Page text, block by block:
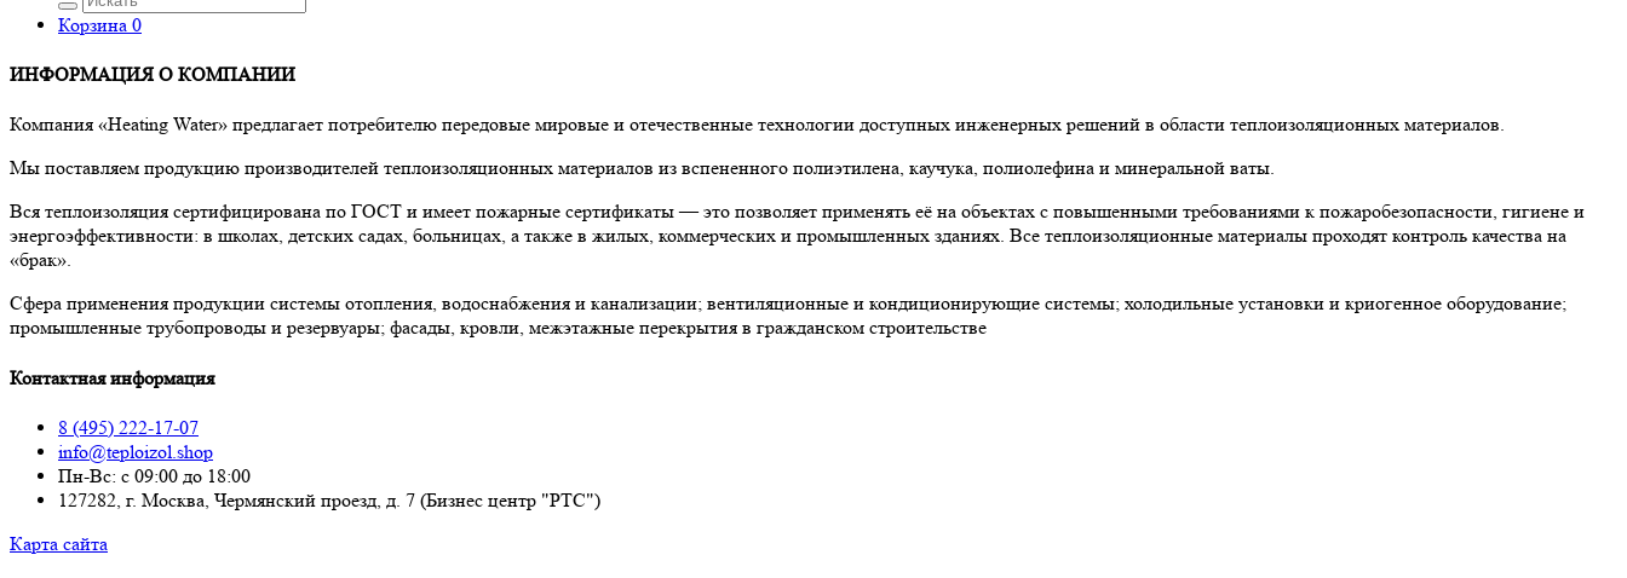
Корзина 0
ИНФОРМАЦИЯ О КОМПАНИИ
Компания «Heating Water» предлагает потребителю передовые мировые и отечественные технологии доступных инженерных решений в области теплоизоляционных материалов.
Мы поставляем продукцию производителей теплоизоляционных материалов из вспененного полиэтилена, каучука, полиолефина и минеральной ваты.
Вся теплоизоляция сертифицирована по ГОСТ и имеет пожарные сертификаты — это позволяет применять её на объектах с повышенными требованиями к пожаробезопасности, гигиене и
энергоэффективности: в школах, детских садах, больницах, а также в жилых, коммерческих и промышленных зданиях. Все теплоизоляционные материалы проходят контроль качества на
«брак».
Сфера применения продукции системы отопления, водоснабжения и канализации; вентиляционные и кондиционирующие системы; холодильные установки и криогенное оборудование;
промышленные трубопроводы и резервуары; фасады, кровли, межэтажные перекрытия в гражданском строительстве
Контактная информация
8 (495) 222-17-07
info@teploizol.shop
Пн-Вс: с 09:00 до 18:00
127282, г. Москва, Чермянский проезд, д. 7 (Бизнес центр "РТС")
Карта сайта